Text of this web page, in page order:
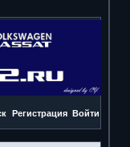
Регистрация Войти